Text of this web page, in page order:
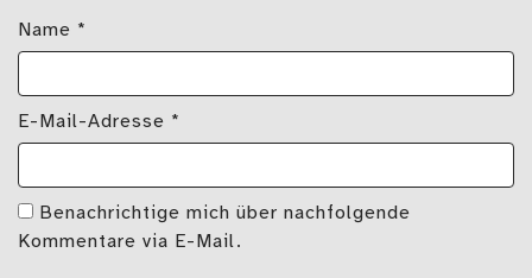
Name *
E-Mail-Adresse *
Benachrichtige mich über nachfolgende
Kommentare via E-Mail.